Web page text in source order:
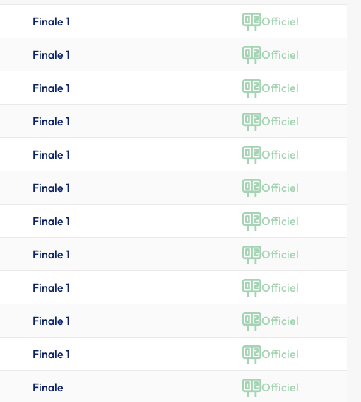
Finale 1 Officiel
Finale 1 Officiel
Finale 1 Officiel
Finale 1 Officiel
Finale 1 Officiel
Finale 1 Officiel
Finale 1 Officiel
Finale 1 Officiel
Finale 1 Officiel
Finale 1 Officiel
Finale 1 Officiel
Finale Officiel